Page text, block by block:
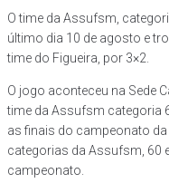
O time da Assufsm,
último dia 10 de agosto e
time do Figueira, por 3×2.
O jogo aconteceu na Sede
time da Assufsm categoria
as finais do campeonato
categorias da Assufsm, 60
campeonato.